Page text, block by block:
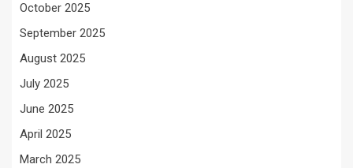
October 2025
September 2025
August 2025
July 2025
June 2025
April 2025
March 2025